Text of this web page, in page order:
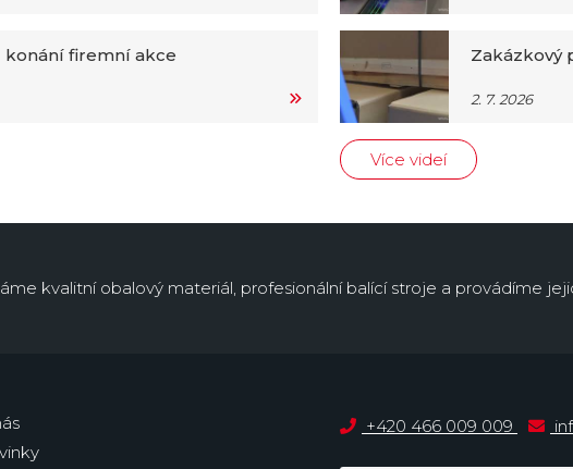
konání firemní akce Zakázkový
2. 7. 2026
Více videí
kvalitní obalový materiál, profesionální balící stroje a provádíme
+420 466 009 009